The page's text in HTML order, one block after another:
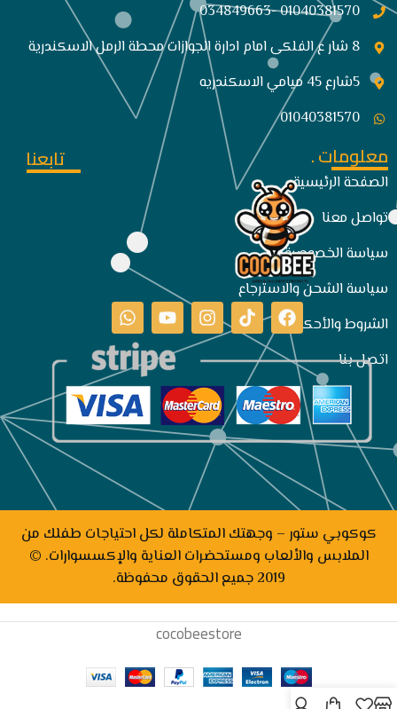
01040381570 -034849663
8 شار ع الفلكى امام ادارة الجوازات محطة الرمل الاسكندرية
5شارع 45 ميامي الاسكندريه
01040381570
معلومات .
الصفحة الرئيسية
تواصل معنا
سياسة الخصوصية
سياسة الشحن والاسترجاع
الشروط والأحكام
اتصل بنا
تابعنا
كوكوبي ستور – وجهتك المتكاملة لكل احتياجات طفلك من
الملابس والألعاب ومستحضرات العناية والإكسسوارات. ©
2019 جميع الحقوق محفوظة.
cocobeestore